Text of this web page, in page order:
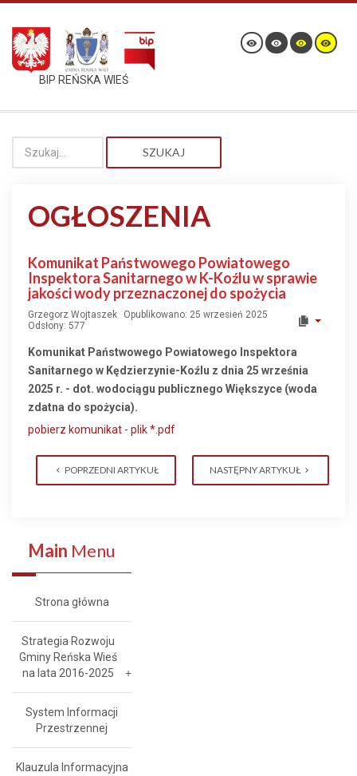
BIP REŃSKA WIEŚ
SZUKAJ
OGŁOSZENIA
Komunikat Państwowego Powiatowego
Inspektora Sanitarnego w K-Koźlu w sprawie
jakości wody przeznaczonej do spożycia
Grzegorz Wojtaszek
Opublikowano: 25 wrzesień 2025
Odsłony: 577
Komunikat Państwowego Powiatowego Inspektora
Sanitarnego w Kędzierzynie-Koźlu z dnia 25 września
2025 r. - dot. wodociągu publicznego Większyce (woda
zdatna do spożycia).
pobierz komunikat - plik *.pdf
POPRZEDNI ARTYKUŁ NASTĘPNY ARTYKUŁ
Main Menu
Strona główna
Strategia Rozwoju
Gminy Reńska Wieś
na lata 2016-2025
System Informacji
Przestrzennej
Klauzula Informacyjna